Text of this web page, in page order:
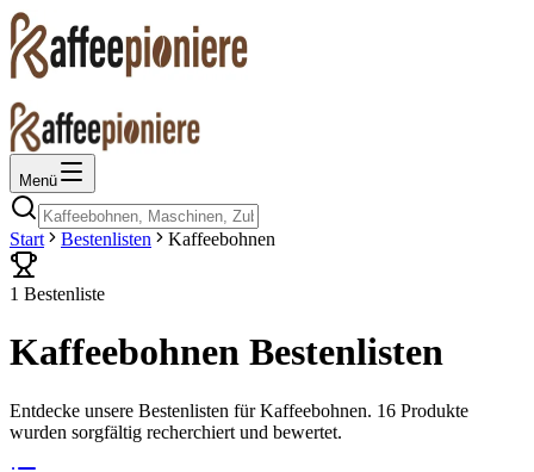
Menü
Start Bestenlisten Kaffeebohnen
1 Bestenliste
Kaffeebohnen Bestenlisten
Entdecke unsere Bestenlisten fürKaffeebohnen. 16 Produkte
wurden sorgfältig recherchiert und bewertet.